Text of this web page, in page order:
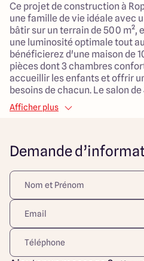
Ce projet de construction à
une famille de vie idéale avec
bâtir sur un terrain de 500 m²,
une luminosité optimale tout
bénéficierez d'une maison de
pièces dont 3 chambres
accueillir les enfants et offrir
besoins de chacun. Le salon
réunion chaleureux pour toute
ajoutant une dimension
cadre de vie équilibré entre
plus, le garage attenant offre
et des solutions de rangement
En optant pour cette
ferez le choix d'un foyer où
pleinement, dans une
accueillante. Un tout dans un
Afficher plus
Demande